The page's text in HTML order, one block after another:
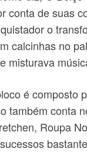
conta de suas
o
calcinhas no
misturava
é composto
também conta
Roupa